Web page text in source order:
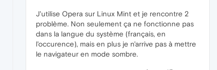
J'utilise Opera sur Linux Mint et je rencontre 2
problème. Non seulement ça ne fonctionne pas
dans la langue du système (français, en
l'occurence), mais en plus je n'arrive pas à mettre
le navigateur en mode sombre.